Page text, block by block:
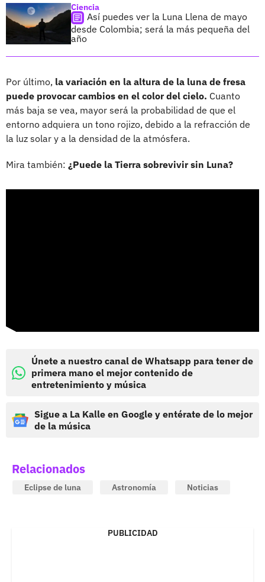
Ciencia
Así puedes ver la Luna Llena de mayo
desde Colombia; será la más pequeña del
año
Por último, la variación en la altura de la luna de fresa
puede provocar cambios en el color del cielo. Cuanto
más baja se vea, mayor será la probabilidad de que el
entorno adquiera un tono rojizo, debido a la refracción de
la luz solar y a la densidad de la atmósfera.
Mira también: ¿Puede la Tierra sobrevivir sin Luna?
Únete a nuestro canal de Whatsapp para tener de
primera mano el mejor contenido de
entretenimiento y música
Sigue a La Kalle en Google y entérate de lo mejor
de la música
Relacionados
Eclipse de luna Astronomía Noticias
PUBLICIDAD